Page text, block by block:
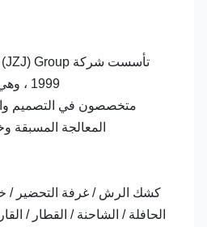
1999 ، وهي الآن شركة شاملة كبيرة
متخصصون في التصميم
المعالجة المسبقة
كشك الرش / غرفة التحضير / خط
الحافلة / الشاحنة / القطار / القارب /